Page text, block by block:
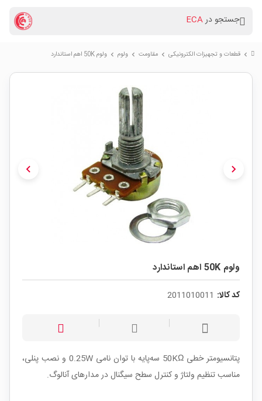
جستجو درECA
chevron_right قطعات و تجهیزات الکترونیکی chevron_right مقاومت chevron_right ولوم chevron_right ولوم 50K اهم استاندارد
chevron_left chevron_right
ولوم 50K اهم استاندارد
کد کالا: 2011010011
پتانسیومتر خطی 50KΩ سه‌پایه با توان نامی 0.25W و نصب پنلی،
مناسب تنظیم ولتاژ و کنترل سطح سیگنال در مدارهای آنالوگ.